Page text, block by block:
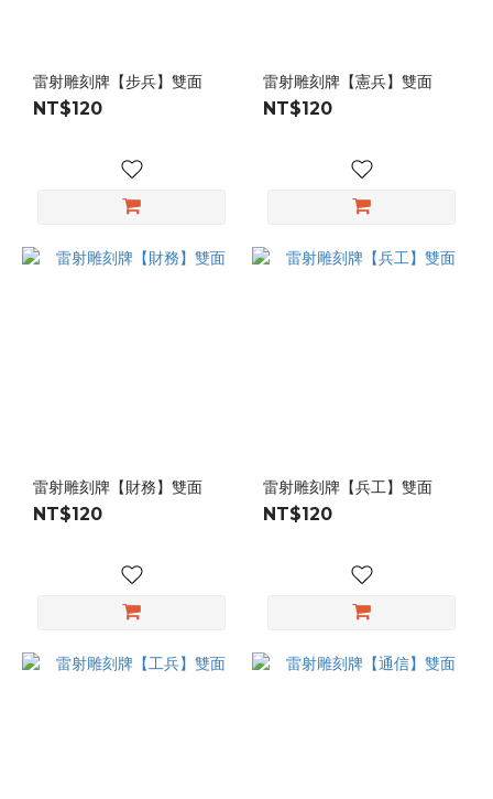
雷射雕刻牌【步兵】雙面
NT$120
雷射雕刻牌【憲兵】雙面
NT$120
雷射雕刻牌【財務】雙面
NT$120
雷射雕刻牌【兵工】雙面
NT$120